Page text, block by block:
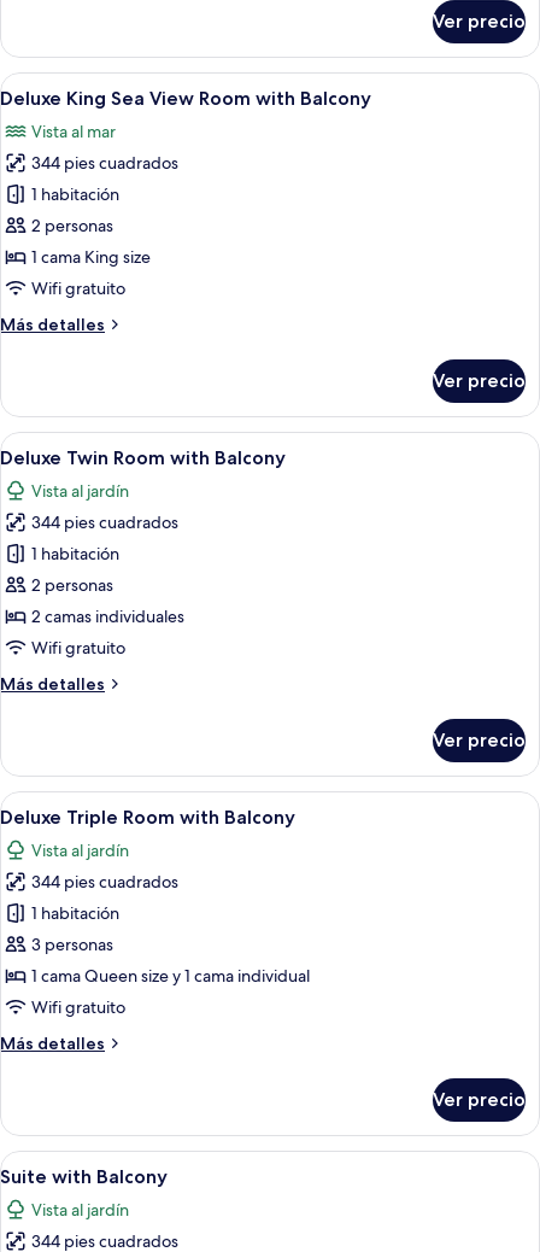
King
Room
with
Ver precio
Abrir
todas
las
fotos
de
Deluxe
King
Sea
Room
Una habitación de hotel moderna
8
Deluxe King Sea View Room with Balcony
Vista al mar
344 pies cuadrados
1 habitación
2 personas
1 cama King size
Wifi gratuito
Más detalles
Más
King
Sea
View
with
Balcony
Ver precio
Abrir
todas
las
fotos
de
Deluxe
Twin
Room
Balcony
Habitación de hotel con dos camas,
6
Deluxe Twin Room with Balcony
Vista al jardín
344 pies cuadrados
1 habitación
2 personas
2 camas individuales
Wifi gratuito
Más detalles
Más
Twin
Room
with
Ver precio
Abrir
todas
las
fotos
de
Deluxe
Triple
Room
Balcony
Una habitación de hotel moderna
9
Deluxe Triple Room with Balcony
Vista al jardín
344 pies cuadrados
1 habitación
3 personas
1 cama Queen size y 1 cama individual
Wifi gratuito
Más detalles
Más
Triple
Room
with
Ver precio
Abrir
todas
las
fotos
Una habitación de hotel moderna
8
Suite with Balcony
Vista al jardín
344 pies cuadrados